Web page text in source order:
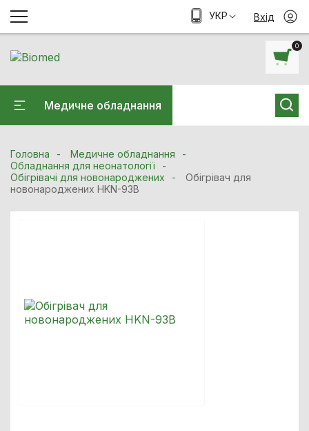
0
УКР Вхід
Медичне обладнання
Головна
Медичне обладнання
Обладнання для неонатології
Обігрівачі для новонароджених
Обігрівач для
новонароджених HKN-93В